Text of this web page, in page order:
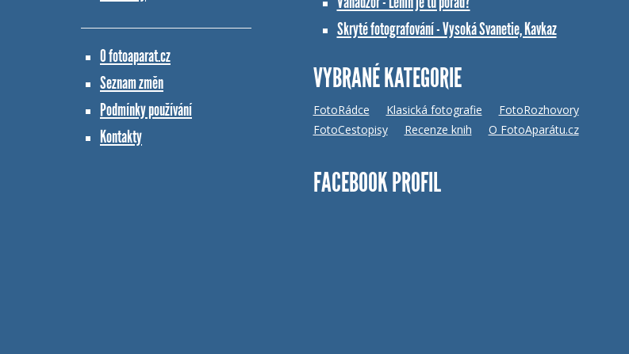
O fotoaparat.cz
Seznam změn
Podmínky používání
Kontakty
Skryté fotografování - Vysoká Svanetie, Kavkaz
VYBRANÉ KATEGORIE
FotoRádce Klasická fotografie
FotoRozhovory
FotoCestopisy
Recenze knih O FotoAparátu.cz
FACEBOOK PROFIL